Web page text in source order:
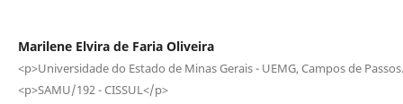
Marilene Elvira de Faria Oliveira
<p>Universidade do Estado de Minas Gerais - UEMG, Campos de
<p>SAMU/192 - CISSUL</p>